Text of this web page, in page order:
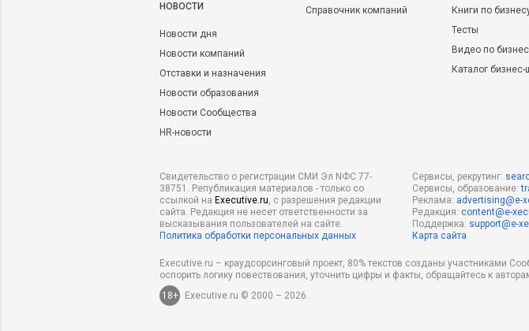
НОВОСТИ
Новости дня
Новости компаний
Отставки и назначения
Новости образования
Новости Сообщества
HR-новости
Справочник компаний
Книги по
Тесты
Видео по
Каталог бизнес-
Свидетельство о регистрации СМИ Эл NФС 77-
38751. Републикация материалов - только со
ссылкой на Executive.ru, с разрешения редакции
сайта. Редакция не несет ответственности за
высказывания пользователей на сайте.
Политика обработки персональных данных
Сервисы, рекрутинг:
Сервисы, образование:
Реклама: advertising@e-
Редакция: content@e-
Поддержка: support@e-
Карта сайта
Executive.ru – краудсорсинговый проект, 80% текстов созданы участниками
оспорить логику повествования, уточнить цифры и факты, обращайтесь к
18+
Executive.ru © 2000 – 2026.